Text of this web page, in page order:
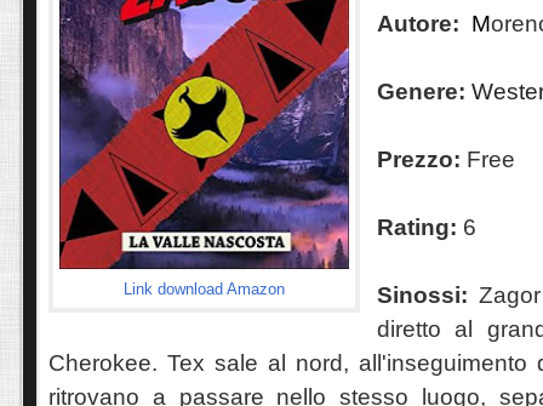
Link download Amazon
Autore: M
Genere:
Prezzo: Free
Rating: 6
Sinossi:
diretto al
Cherokee. Tex sale al nord, all'inseguimento
ritrovano a passare nello stesso luogo,